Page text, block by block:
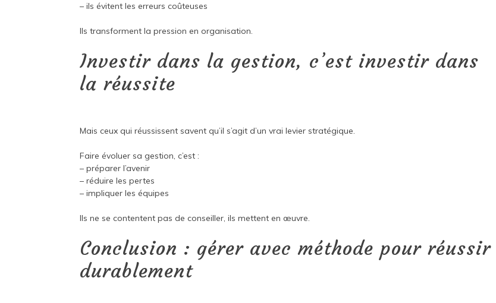
– ils évitent les erreurs coûteuses
Ils transforment la pression en organisation.
Investir dans la gestion, c’est investir dans
la réussite
Mais ceux qui réussissent savent qu’il s’agit d’un vrai levier stratégique.
Faire évoluer sa gestion, c’est :
– préparer l’avenir
– réduire les pertes
– impliquer les équipes
Ils ne se contentent pas de conseiller, ils mettent en œuvre.
Conclusion : gérer avec méthode pour réussir
durablement